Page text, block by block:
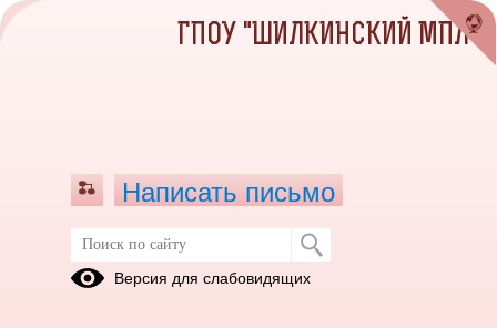
Дистанционное Обучение
ГПОУ "ШИЛКИНСКИЙ МПЛ"
Написать письмо
Версия для слабовидящих